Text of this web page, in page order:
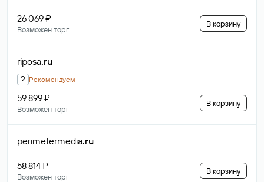
26 069 ₽
Возможен торг
В корзину
riposa.ru
? Рекомендуем
59 899 ₽
Возможен торг
В корзину
perimetermedia.ru
58 814 ₽
Возможен торг
В корзину